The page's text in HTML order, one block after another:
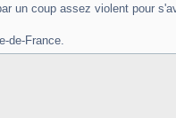
un coup assez violent pour
de-France.